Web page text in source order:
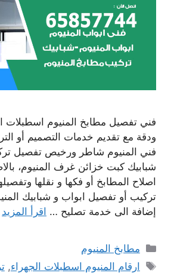
فني تفصيل مطابخ المنيوم اسطبلات
ودقة مع تقديم خدمات التصميم أو
فني المنيوم شاطر ورخيص تفصيل
شبابيك كبت خزائن غرف المنيوم،
اصلاح المطابخ أو فكها و نقلها
تركيب أو تفصيل ابواب و شبابيك
إضافة الى خدمة تصليح … اقرأ المزيد
التصنيفات
مطابخ المنيوم
الوسوم
ارقام المنيوم اسطبلات الجهراء,